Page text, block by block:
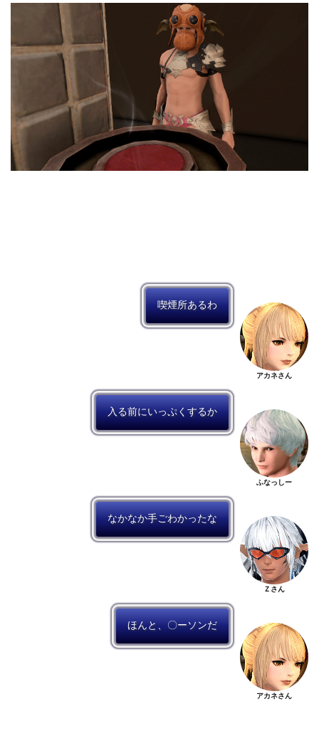
喫煙所あるわ
アカネさん
入る前にいっぷくするか
ふなっしー
なかなか手ごわかったな
Ｚさん
ほんと、〇ーソンだ
アカネさん